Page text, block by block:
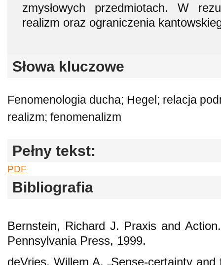
zmysłowych przedmiotach. W
realizm oraz ograniczenia
Słowa kluczowe
Fenomenologia ducha; Hegel; relacja
realizm; fenomenalizm
Pełny tekst:
PDF
Bibliografia
Bernstein, Richard J. Praxis and
Pennsylvania Press, 1999.
deVries, Willem A. „Sense-certainty and